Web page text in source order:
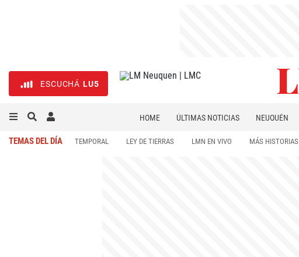
ESCUCHÁ LU5
HOME ÚLTIMAS NOTICIAS NEUQUÉN
TEMAS DEL DÍA TEMPORAL LEY DE TIERRAS LMN EN VIVO MÁS HISTORIAS